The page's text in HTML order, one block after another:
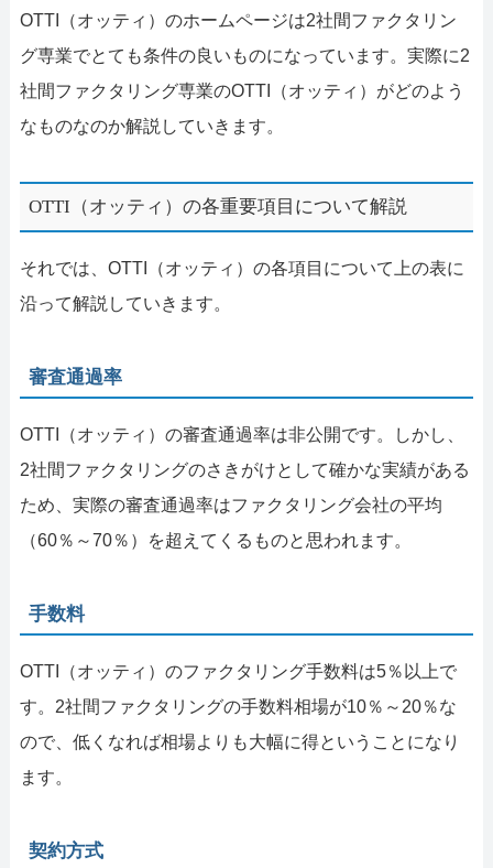
OTTI（オッティ）のホームページは2社間ファクタリン
グ専業でとても条件の良いものになっています。実際に2
社間ファクタリング専業のOTTI（オッティ）がどのよう
なものなのか解説していきます。
OTTI（オッティ）の各重要項目について解説
それでは、OTTI（オッティ）の各項目について上の表に
沿って解説していきます。
審査通過率
OTTI（オッティ）の審査通過率は非公開です。しかし、
2社間ファクタリングのさきがけとして確かな実績がある
ため、実際の審査通過率はファクタリング会社の平均
（60％～70％）を超えてくるものと思われます。
手数料
OTTI（オッティ）のファクタリング手数料は5％以上で
す。2社間ファクタリングの手数料相場が10％～20％な
ので、低くなれば相場よりも大幅に得ということになり
ます。
契約方式